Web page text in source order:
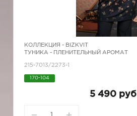
КОЛЛЕКЦИЯ - BIZKVIT
ТУНИКА - ПЛЕНИТЕЛЬНЫЙ АРОМАТ
215-7013/2273-1
170-104
5 490 руб